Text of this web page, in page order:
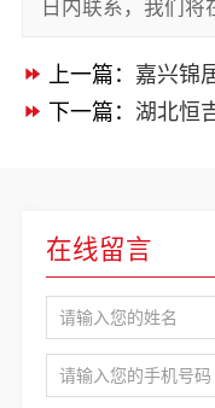
日内联系，我们将
上一篇： 嘉兴锦居装
下一篇： 湖北恒吉
在线留言